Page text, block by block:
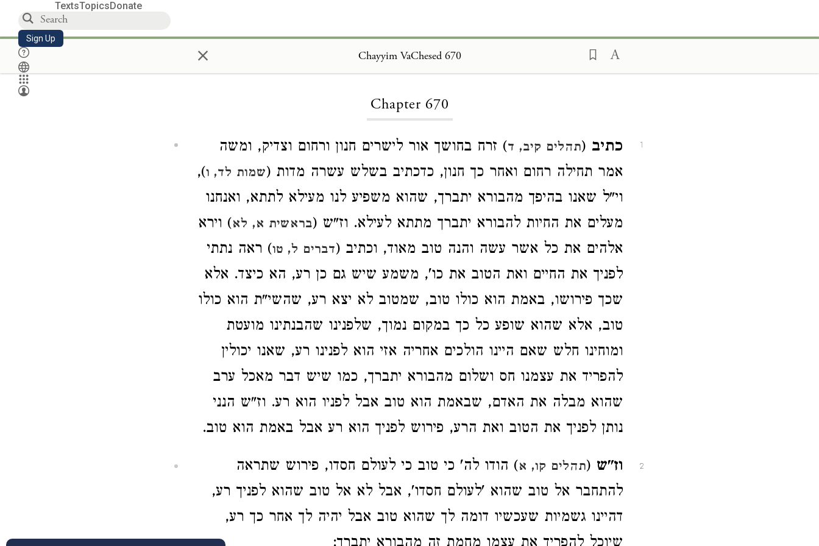
TextsTopicsDonate
Sign Up × Chayyim VaChesed 670
Chapter 670
1 כתיב (תהלים קיב, ד) זרח בחושך אור לישרים חנון ורחום וצדיק, ומשה
אמר תחילה רחום ואחר כך חנון, כדכתיב בשלש עשרה מדות (שמות לד, ו),
וי"ל שאנו בהיפך מהבורא יתברך, שהוא משפיע לנו מעילא לתתא, ואנחנו
מעלים את החיות להבורא יתברך מתתא לעילא. וז"ש (בראשית א, לא) וירא
אלהים את כל אשר עשה והנה טוב מאוד, וכתיב (דברים ל, טו) ראה נתתי
לפניך את החיים ואת הטוב את כו', משמע שיש גם כן רע, הא כיצד. אלא
שכך פירושו, באמת הוא כולו טוב, שמטוב לא יצא רע, שהשי"ת הוא כולו
טוב, אלא שהוא שופע כל כך במקום נמוך, שלפנינו שהבנתינו מועטת
ומוחינו חלש שאם היינו הולכים אחריה אזי הוא לפנינו רע, שאנו יכולין
להפריד את עצמנו חס ושלום מהבורא יתברך, כמו שיש דבר מאכל ערב
שהוא מבלה את האדם, שבאמת הוא טוב אבל לפניו הוא רע. וז"ש הנני
נותן לפניך את הטוב ואת הרע, פירוש לפניך הוא רע אבל באמת הוא טוב.
2 וז"ש (תהלים קו, א) הודו לה' כי טוב כי לעולם חסדו, פירוש שתראה
להתחבר אל טוב שהוא 'לעולם חסדו', אבל לא אל טוב שהוא לפניך רע,
דהיינו גשמיות שעכשיו דומה לך שהוא טוב אבל יהיה לך אחר כך רע,